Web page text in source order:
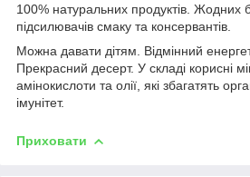
100% натуральних продуктів. Жодних
підсилювачів смаку та консервантів.
Можна давати дітям. Відмінний
Прекрасний десерт. У складі корисні
амінокислоти та олії, які збагатять
імунітет.
Приховати